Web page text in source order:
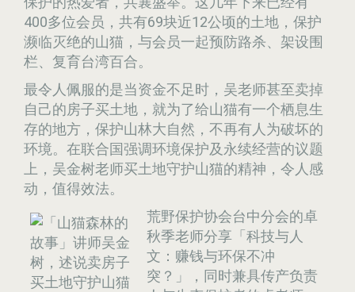
400多位会员，共有69块近12公顷的土地，保护
濒临灭绝的山猫，与会员一起预防路杀、架设围
栏、复育台湾百合。
最令人佩服的是当资金不足时，吴老师甚至卖掉
自己的房子买土地，就为了给山猫有一个栖息生
存的地方，保护山林大自然，不再有人为破坏的
环境。在联合国强调环境保护及永续经营的议题
上，吴金树老师买土地守护山猫的精神，令人感
动，值得效法。
荒野保护协会台中分会的卓
秋季老师分享「科技与人
文：赚钱与环保不冲
突？」，同时兼具传产负责